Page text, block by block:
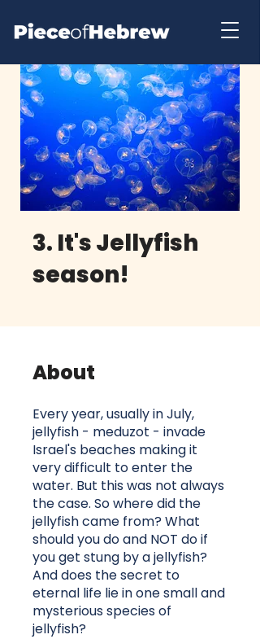
3. It's Jellyfish
season!
About
Every year, usually in July,
jellyfish - meduzot - invade
Israel's beaches making it
very difficult to enter the
water. But this was not always
the case. So where did the
jellyfish came from? What
should you do and NOT do if
you get stung by a jellyfish?
And does the secret to
eternal life lie in one small and
mysterious species of
jellyfish?